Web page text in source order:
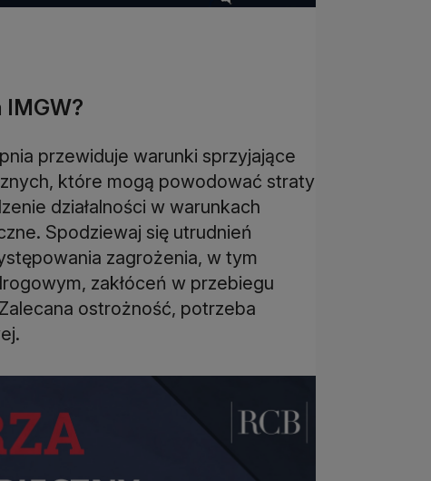
przewiduje warunki sprzyjające
które mogą powodować straty
działalności w warunkach
Spodziewaj się utrudnień
zagrożenia, w tym
zakłóceń w przebiegu
ostrożność, potrzeba